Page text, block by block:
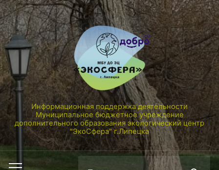
Информационная поддержка деятельности
Муниципальное бюджетное учреждение
дополнительного образования экологический центр
"ЭкоСфера" г.Липецка